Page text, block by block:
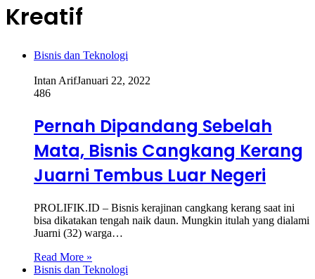
Kreatif
Bisnis dan Teknologi
Intan ArifJanuari 22, 2022
486
Pernah Dipandang Sebelah
Mata, Bisnis Cangkang Kerang
Juarni Tembus Luar Negeri
PROLIFIK.ID – Bisnis kerajinan cangkang kerang saat ini
bisa dikatakan tengah naik daun. Mungkin itulah yang dialami
Juarni (32) warga…
Read More »
Bisnis dan Teknologi